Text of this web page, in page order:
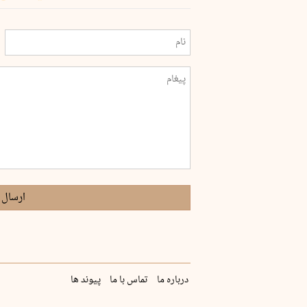
درباره ما تماس با ما پیوند ها